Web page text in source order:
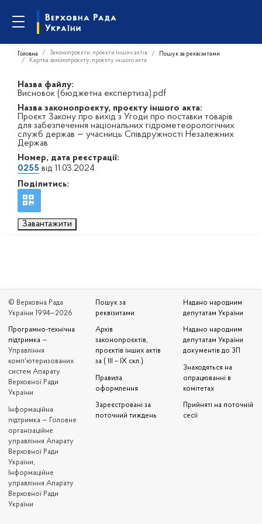
Головна Законопроєкти, проєкти інших актів
Пошук за реквізитами
Картка законопроєкту, проєкту іншого акта
Назва файлу:
Висновок (бюджетна експертиза).pdf
Назва законопроєкту, проєкту іншого акта:
Проєкт Закону про вихід з Угоди про поставки товарів
для забезпечення національних гідрометеорологічних
служб держав — учасниць Співдружності Незалежних
Держав
Номер, дата реєстрації:
0255 від 11.03.2024
Поділитись:
Завантажити
© Верховна Рада
України 1994—2026
Програмно-технічна
підтримка —
Управління
комп'ютеризованих
систем Апарату
Верховної Ради
України
Iнформаційна
підтримка — Головне
організаційне
управління Апарату
Верховної Ради
України,
Інформаційне
управління Апарату
Верховної Ради
України
Пошук за
реквізитами
Архів
законопроєктів,
проєктів інших актів
за ( III – IX скл.)
Правила
оформлення
Зареєстровані за
поточний тиждень
Надано народним
депутатам України
Надано народним
депутатам України
документів до ЗП
Знаходяться на
опрацюванні в
комітетах
Прийняті на поточній
сесії